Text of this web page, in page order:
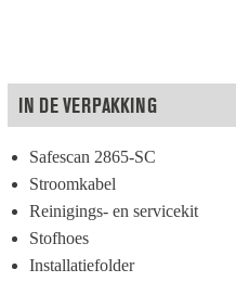
IN DE VERPAKKING
Safescan 2865-SC
Stroomkabel
Reinigings- en servicekit
Stofhoes
Installatiefolder